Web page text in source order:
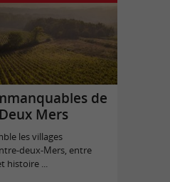
de
Mers
les villages
deux-Mers, entre
histoire ...